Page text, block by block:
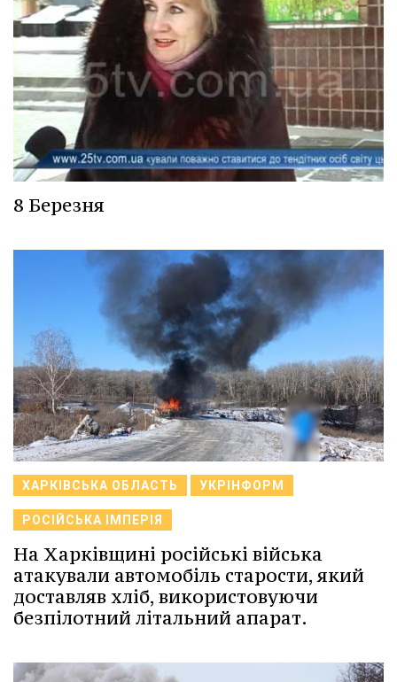
8 Березня
ХАРКІВСЬКА ОБЛАСТЬ УКРІНФОРМ
РОСІЙСЬКА ІМПЕРІЯ
На Харківщині російські війська
атакували автомобіль старости, який
доставляв хліб, використовуючи
безпілотний літальний апарат.